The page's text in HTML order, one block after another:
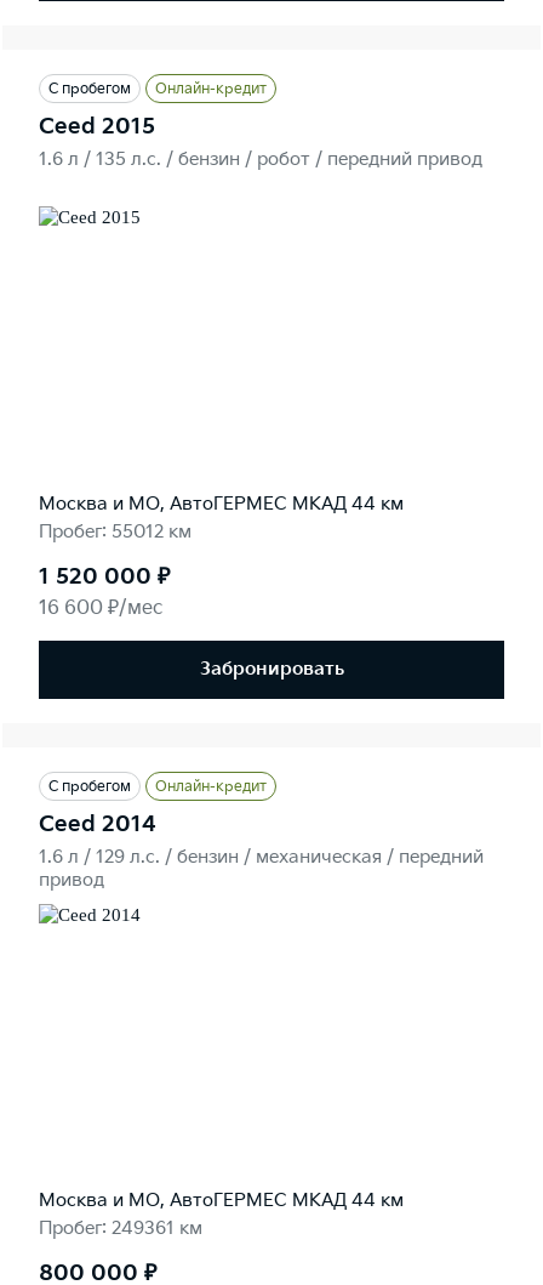
С пробегом Онлайн-кредит
Ceed 2015
1.6 л / 135 л.c. / бензин / робот / передний привод
Москва и МО, АвтоГЕРМЕС МКАД 44 км
Пробег: 55012 км
1 520 000 ₽
16 600 ₽/мес
Забронировать
С пробегом Онлайн-кредит
Ceed 2014
1.6 л / 129 л.c. / бензин / механическая / передний
привод
Москва и МО, АвтоГЕРМЕС МКАД 44 км
Пробег: 249361 км
800 000 ₽